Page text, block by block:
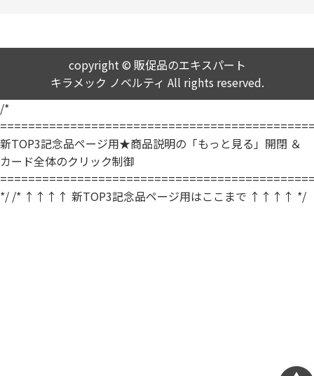
copyright © 販促品のエキスパート
キラメック ノベルティ All rights reserved.
/*
新TOP3記念品ページ用★商品説明の「もっと見る」開閉 ＆
カード全体のクリック制御
*/ /* ↑↑↑↑ 新TOP3記念品ページ用はここまで ↑↑↑↑ */